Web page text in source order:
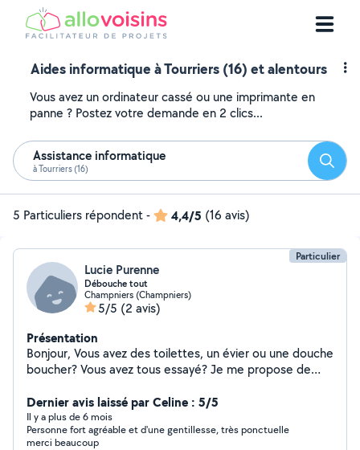
Aides informatique à Tourriers (16) et alentours
Vous avez un ordinateur cassé ou une imprimante en
panne ? Postez votre demande en 2 clics...
Assistance informatique
à Tourriers (16)
5 Particuliers répondent- 4,4/5 (16 avis)
Particulier
Lucie Purenne
Débouche tout
Champniers (Champniers)
5/5 (2 avis)
Présentation
Bonjour, Vous avez des toilettes, un évier ou une douche
boucher? Vous avez tous essayé? Je me propose de
plombier pour vous déboucher sa en moins de deux!
Prix à voir ensemble
Dernier avis laissé par Celine : 5/5
Il y a plus de 6 mois
Personne fort agréable et d'une gentillesse, très ponctuelle
merci beaucoup